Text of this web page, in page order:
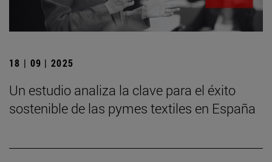
18 | 09 | 2025
Un estudio analiza la clave para el éxito
sostenible de las pymes textiles en España